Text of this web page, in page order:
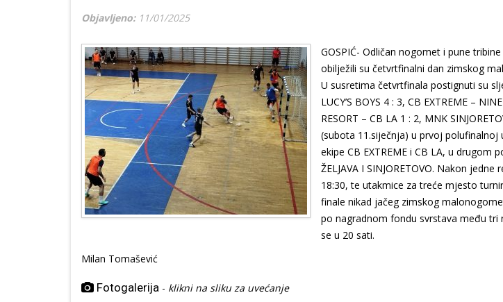
Objavljeno: 11/01/2025
GOSPIĆ- Odličan nogomet i pune
obilježili su četvrtfinalni dan zimskog
U susretima četvrtfinala postignuti su
LUCY’S BOYS 4 : 3, CB EXTREME –
RESORT – CB LA 1 : 2, MNK
(subota 11.siječnja) u prvoj polufinalnoj
ekipe CB EXTREME i CB LA, u drugom
ŽELJAVA I SINJORETOVO. Nakon
18:30, te utakmice za treće mjesto
finale nikad jačeg zimskog
po nagradnom fondu svrstava među tri
se u 20 sati.
Milan Tomašević
Fotogalerija - klikni na sliku za uvećanje